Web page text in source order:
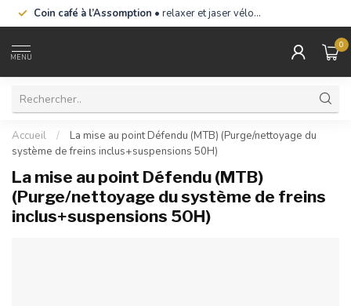
Coin café à l’Assomption • relaxer et jaser vélo…
MENU
0
Accueil /
La mise au point Défendu (MTB) (Purge/nettoyage du
système de freins inclus+suspensions 50H)
La mise au point Défendu (MTB)
(Purge/nettoyage du système de freins
inclus+suspensions 50H)